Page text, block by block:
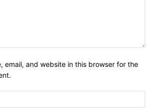
email, and website in this browser for the